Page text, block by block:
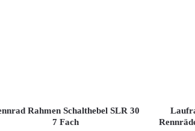
Rahmen Schalthebel SLR 30
7 Fach